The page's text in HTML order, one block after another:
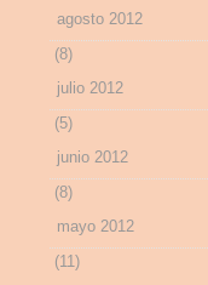
agosto 2012
(8)
julio 2012
(5)
junio 2012
(8)
mayo 2012
(11)